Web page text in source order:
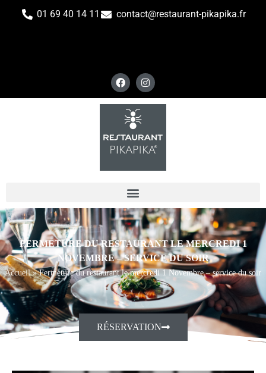
01 69 40 14 11 contact@restaurant-pikapika.fr
FERMETURE DU RESTAURANT LE MERCREDI 1
NOVEMBRE – SERVICE DU SOIR
Accueil»Fermeture du restaurant le mercredi 1 Novembre – service du soir
RÉSERVATION